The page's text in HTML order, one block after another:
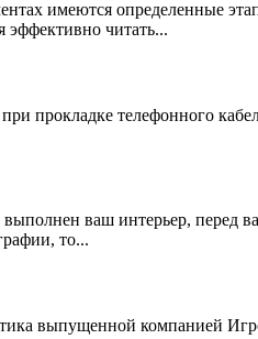
имеются определенные
эффективно читать...
прокладке телефонного
ваш интерьер, перед
то...
выпущенной компанией